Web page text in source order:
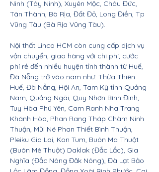
Ninh (Tây Ninh), Xuyên Mộc, Châu Đức,
Tân Thành, Bà Rịa, Đất Đỏ, Long Điền, Tp
Vũng Tàu (Bà Rịa Vũng Tàu).
Nội thất Linco HCM còn cung cấp dịch vụ
vận chuyển, giao hàng với chi phí, cước
phí rẻ đến nhiều huyện tỉnh thành từ Huế,
Đà Nẵng trở vào nam như: Thừa Thiên
Huế, Đà Nẵng, Hội An, Tam Kỳ tỉnh Quảng
Nam, Quảng Ngãi, Quy Nhơn Bình Định,
Tuy Hòa Phú Yên, Cam Ranh Nha Trang
Khánh Hòa, Phan Rang Tháp Chàm Ninh
Thuận, Mũi Né Phan Thiết Bình Thuận,
Pleiku Gia Lai, Kon Tum, Buôn Ma Thuột
(Buôn Mê Thuột) Daklak (Đắc Lắc), Gia
Nghĩa (Đắc Nông Đăk Nông), Đà Lạt Bảo